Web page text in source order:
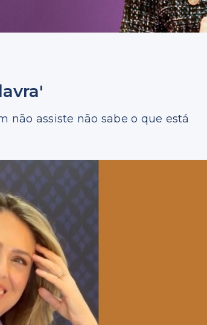
não assiste não sabe o que está